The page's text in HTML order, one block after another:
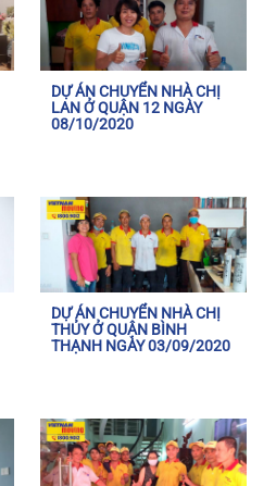
DỰ ÁN CHUYỂN NHÀ CHỊ
LAN Ở QUẬN 12 NGÀY
08/10/2020
DỰ ÁN CHUYỂN NHÀ CHỊ
THỦY Ở QUẬN BÌNH
THẠNH NGÀY 03/09/2020